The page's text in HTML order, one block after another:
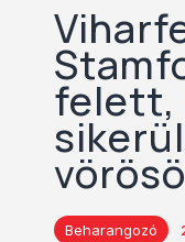
Női
felett,
Beharangozó